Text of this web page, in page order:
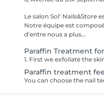
Le salon Sol' Nails&Store
Notre équipe est
d'entre nous a plus...
Paraffin Treatment
Paraffin treatment